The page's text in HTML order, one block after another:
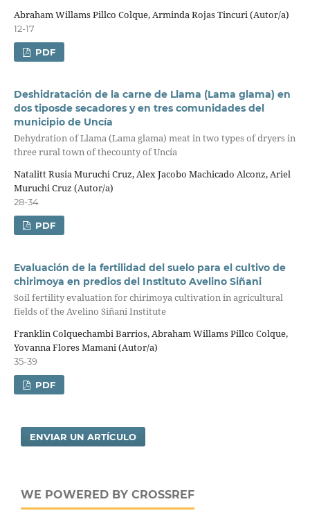
Abraham Willams Pillco Colque, Arminda Rojas Tincuri (Autor/a)
12-17
PDF
Deshidratación de la carne de Llama (Lama glama) en
dos tiposde secadores y en tres comunidades del
municipio de Uncía
Dehydration of Llama (Lama glama) meat in two types of dryers in
three rural town of thecounty of Uncía
Natalitt Rusia Muruchi Cruz, Alex Jacobo Machicado Alconz, Ariel
Muruchi Cruz (Autor/a)
28-34
PDF
Evaluación de la fertilidad del suelo para el cultivo de
chirimoya en predios del Instituto Avelino Siñani
Soil fertility evaluation for chirimoya cultivation in agricultural
fields of the Avelino Siñani Institute
Franklin Colquechambi Barrios, Abraham Willams Pillco Colque,
Yovanna Flores Mamani (Autor/a)
35-39
PDF
ENVIAR UN ARTÍCULO
WE POWERED BY CROSSREF